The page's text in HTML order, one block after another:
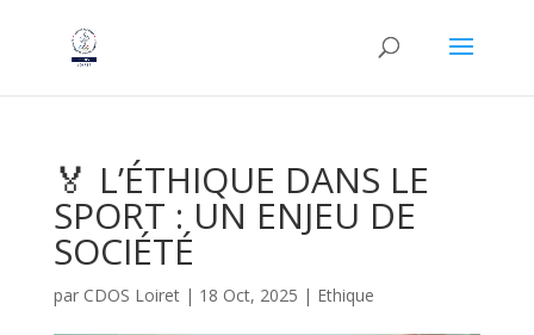
🏅 L’ÉTHIQUE DANS LE
SPORT : UN ENJEU DE
SOCIÉTÉ
par CDOS Loiret| 18 Oct, 2025 | Ethique